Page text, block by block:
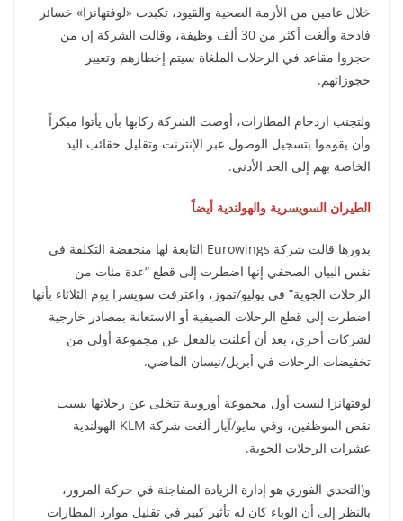
خلال عامين من الأزمة الصحية والقيود، تكبدت «لوفتهانزا» خسائر
فادحة وألغت أكثر من 30 ألف وظيفة، وقالت الشركة إن من
حجزوا مقاعد في الرحلات الملغاة سيتم إخطارهم وتغيير
حجوزاتهم.
ولتجنب ازدحام المطارات، أوصت الشركة ركابها بأن يأتوا مبكراً
وأن يقوموا بتسجيل الوصول عبر الإنترنت وتقليل حقائب اليد
الخاصة بهم إلى الحد الأدنى.
الطيران السويسرية والهولندية أيضاً
بدورها قالت شركة Eurowings التابعة لها منخفضة التكلفة في
نفس البيان الصحفي إنها اضطرت إلى قطع “عدة مئات من
الرحلات الجوية” في يوليو/تموز، واعترفت سويسرا يوم الثلاثاء بأنها
اضطرت إلى قطع الرحلات الصيفية أو الاستعانة بمصادر خارجية
لشركات أخرى، بعد أن أعلنت بالفعل عن مجموعة أولى من
تخفيضات الرحلات في أبريل/نيسان الماضي.
لوفتهانزا ليست أول مجموعة أوروبية تتخلى عن رحلاتها بسبب
نقص الموظفين، وفي مايو/آيار ألغت شركة KLM الهولندية
عشرات الرحلات الجوية.
و(التحدي الفوري هو إدارة الزيادة المفاجئة في حركة المرور،
بالنظر إلى أن الوباء كان له تأثير كبير في تقليل موارد المطارات